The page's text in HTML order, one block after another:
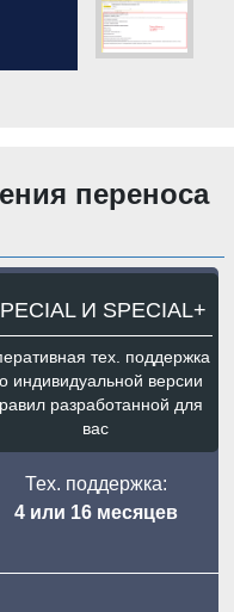
переноса
И SPECIAL+
тех. поддержка
индивидуальной версии
разработанной для
вас
Тех. поддержка:
4 или 16 месяцев